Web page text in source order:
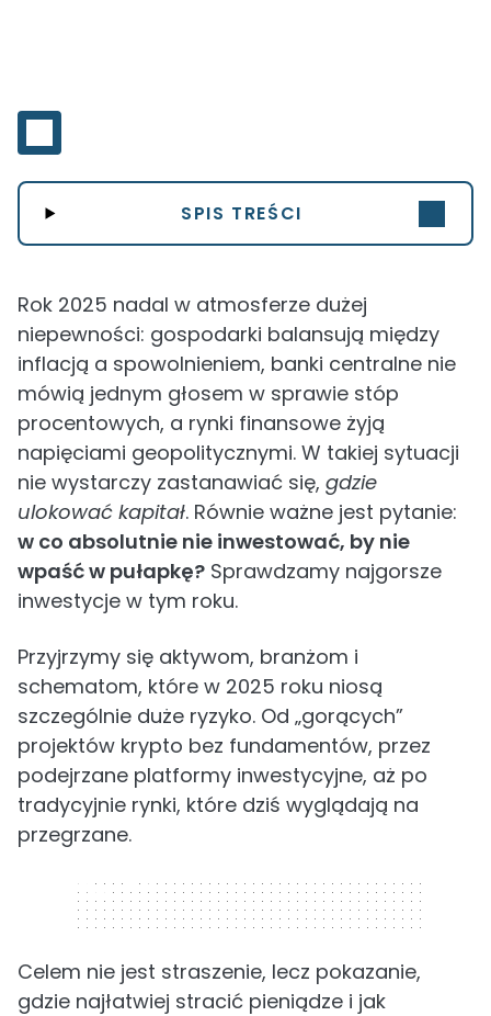
SPIS TREŚCI
Rok 2025 nadal w atmosferze dużej
niepewności: gospodarki balansują między
inflacją a spowolnieniem, banki centralne nie
mówią jednym głosem w sprawie stóp
procentowych, a rynki finansowe żyją
napięciami geopolitycznymi. W takiej sytuacji
nie wystarczy zastanawiać się, gdzie
ulokować kapitał. Równie ważne jest pytanie:
w co absolutnie nie inwestować, by nie
wpaść w pułapkę? Sprawdzamy najgorsze
inwestycje w tym roku.
Przyjrzymy się aktywom, branżom i
schematom, które w 2025 roku niosą
szczególnie duże ryzyko. Od „gorących”
projektów krypto bez fundamentów, przez
podejrzane platformy inwestycyjne, aż po
tradycyjnie rynki, które dziś wyglądają na
przegrzane.
320 x 50
Celem nie jest straszenie, lecz pokazanie,
gdzie najłatwiej stracić pieniądze i jak